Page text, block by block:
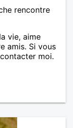
rencontre
vie, aime
amis. Si vous
moi.